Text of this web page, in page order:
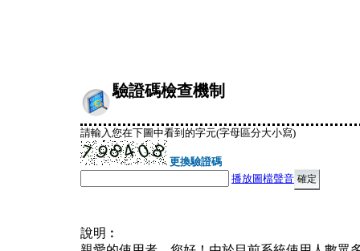
驗證碼檢查機制
請輸入您在下圖中看到的字元(字母區分大小寫)
更換驗證碼
播放圖檔聲音
說明︰